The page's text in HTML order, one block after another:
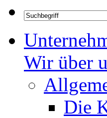
Wir über
Die